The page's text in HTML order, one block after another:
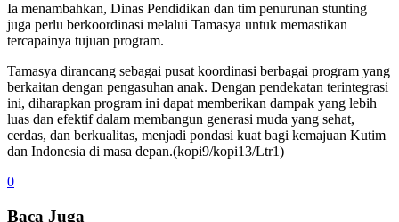
Ia menambahkan, Dinas Pendidikan dan tim penurunan stunting
juga perlu berkoordinasi melalui Tamasya untuk memastikan
tercapainya tujuan program.
Tamasya dirancang sebagai pusat koordinasi berbagai program yang
berkaitan dengan pengasuhan anak. Dengan pendekatan terintegrasi
ini, diharapkan program ini dapat memberikan dampak yang lebih
luas dan efektif dalam membangun generasi muda yang sehat,
cerdas, dan berkualitas, menjadi pondasi kuat bagi kemajuan Kutim
dan Indonesia di masa depan.(kopi9/kopi13/Ltr1)
0
Baca Juga